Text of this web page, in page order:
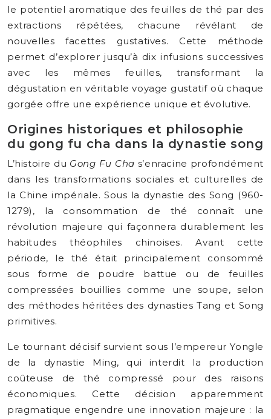
le potentiel aromatique des feuilles de thé par des
extractions répétées, chacune révélant de
nouvelles facettes gustatives. Cette méthode
permet d’explorer jusqu’à dix infusions successives
avec les mêmes feuilles, transformant la
dégustation en véritable voyage gustatif où chaque
gorgée offre une expérience unique et évolutive.
Origines historiques et philosophie
du gong fu cha dans la dynastie song
L’histoire du Gong Fu Cha s’enracine profondément
dans les transformations sociales et culturelles de
la Chine impériale. Sous la dynastie des Song (960-
1279), la consommation de thé connaît une
révolution majeure qui façonnera durablement les
habitudes théophiles chinoises. Avant cette
période, le thé était principalement consommé
sous forme de poudre battue ou de feuilles
compressées bouillies comme une soupe, selon
des méthodes héritées des dynasties Tang et Song
primitives.
Le tournant décisif survient sous l’empereur Yongle
de la dynastie Ming, qui interdit la production
coûteuse de thé compressé pour des raisons
économiques. Cette décision apparemment
pragmatique engendre une innovation majeure : la